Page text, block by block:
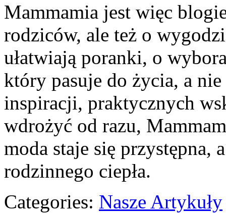
Mammamia jest więc
rodziców, ale też o
ułatwiają poranki, o
który pasuje do życia, a
inspiracji, praktycznych
wdrożyć od razu,
moda staje się przystępna,
rodzinnego ciepła.
Categories: Nasze Artykuły